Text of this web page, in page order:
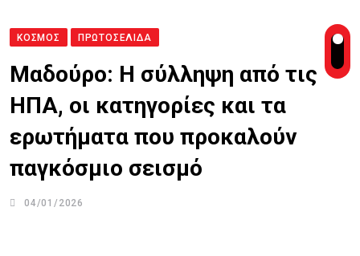
ΚΌΣΜΟΣ ΠΡΩΤΟΣΈΛΙΔΑ
Μαδούρο: Η σύλληψη από τις
ΗΠΑ, οι κατηγορίες και τα
ερωτήματα που προκαλούν
παγκόσμιο σεισμό
04/01/2026